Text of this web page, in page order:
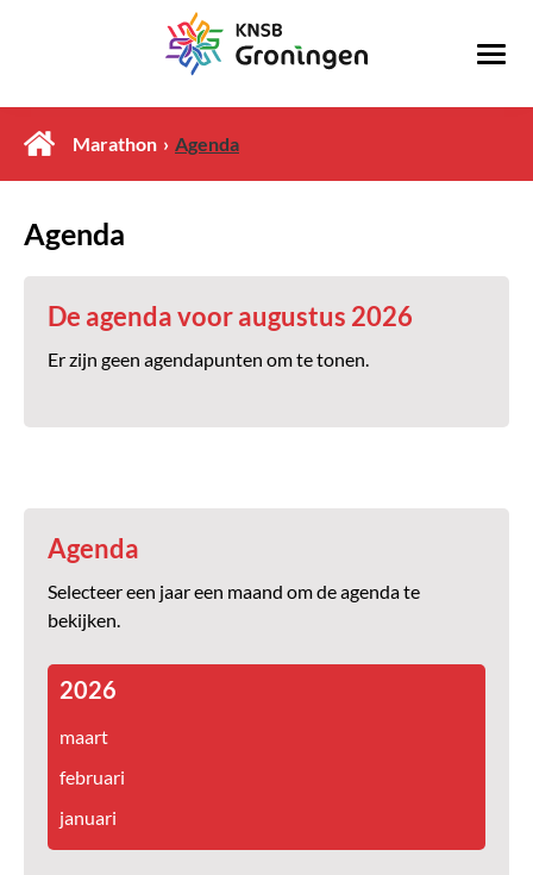
Marathon Agenda
Agenda
De agenda voor augustus 2026
Er zijn geen agendapunten om te tonen.
Agenda
Selecteer een jaar een maand om de agenda te
bekijken.
2026
maart
februari
januari